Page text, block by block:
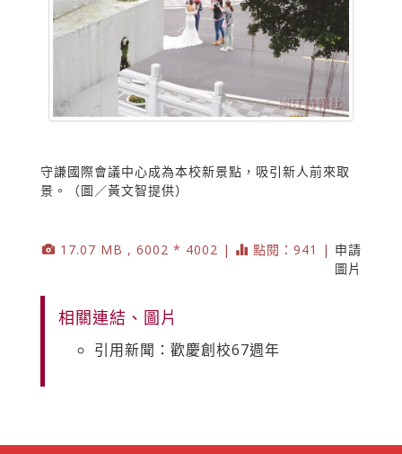
守謙國際會議中心成為本校新景點，吸引新人前來取
景。（圖／黃文智提供）
17.07 MB , 6002 * 4002 | 點閱：941 | 申請
圖片
相關連結、圖片
引用新聞：歡慶創校67週年